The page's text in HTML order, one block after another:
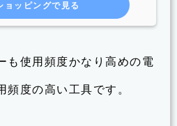
ッピングで見る
も使用頻度かなり高めの電
頻度の高い工具です。